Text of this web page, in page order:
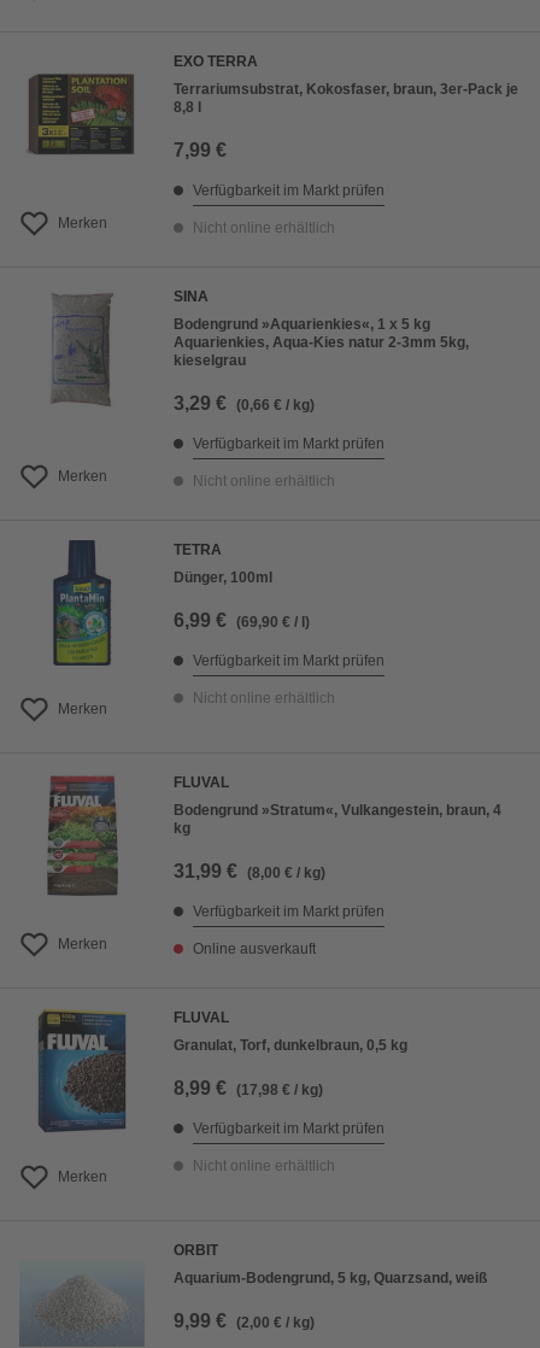
Merken
EXO TERRA
Terrariumsubstrat, Kokosfaser, braun, 3er-Pack je
8,8 l
7,99 €
Verfügbarkeit im Markt prüfen
Nicht online erhältlich
Merken
SINA
Bodengrund »Aquarienkies«, 1 x 5 kg
Aquarienkies, Aqua-Kies natur 2-3mm 5kg,
kieselgrau
3,29 € (0,66 € / kg)
Verfügbarkeit im Markt prüfen
Nicht online erhältlich
Merken
TETRA
Dünger, 100ml
6,99 € (69,90 € / l)
Verfügbarkeit im Markt prüfen
Nicht online erhältlich
Merken
FLUVAL
Bodengrund »Stratum«, Vulkangestein, braun, 4
kg
31,99 € (8,00 € / kg)
Verfügbarkeit im Markt prüfen
Online ausverkauft
Merken
FLUVAL
Granulat, Torf, dunkelbraun, 0,5 kg
8,99 € (17,98 € / kg)
Verfügbarkeit im Markt prüfen
Nicht online erhältlich
ORBIT
Aquarium-Bodengrund, 5 kg, Quarzsand, weiß
9,99 € (2,00 € / kg)